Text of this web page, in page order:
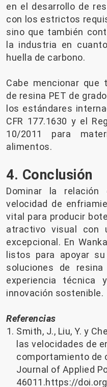
en el desarrollo de
con los estrictos
sino que también
la industria en
huella de carbono.
Cabe mencionar que
de resina PET de
los estándares
CFR 177.1630 y el
10/2011 para
alimentos.
4. Conclusión
Dominar la
velocidad de
vital para producir
atractivo visual con
excepcional. En
listos para apoyar
soluciones de
experiencia técnica
innovación sostenible.
Referencias
Smith, J., Liu, Y. y
las velocidades de
comportamiento de
Journal of Applied
46011.https://